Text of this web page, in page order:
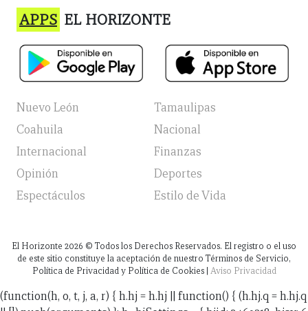
APPS EL HORIZONTE
Nuevo León
Tamaulipas
Coahuila
Nacional
Internacional
Finanzas
Opinión
Deportes
Espectáculos
Estilo de Vida
El Horizonte 2026 © Todos los Derechos Reservados. El registro o el uso
de este sitio constituye la aceptación de nuestro Términos de Servicio,
Política de Privacidad y Política de Cookies | Aviso Privacidad
(function(h, o, t, j, a, r) { h.hj = h.hj || function() { (h.hj.q = h.hj.q